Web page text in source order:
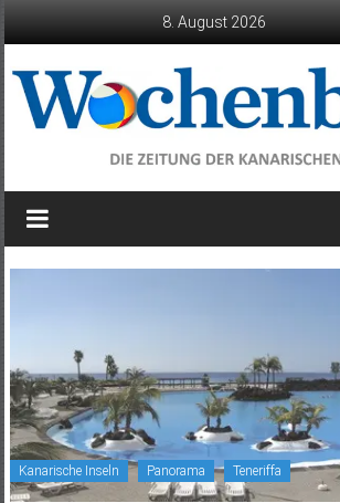
8. August 2026
Wochenblatt
die
Kanarische Inseln Panorama Teneriffa